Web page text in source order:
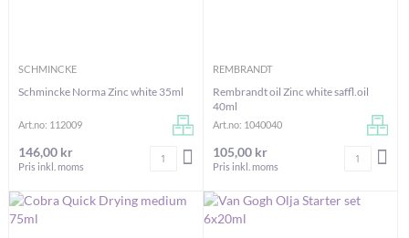
SCHMINCKE
Schmincke Norma Zinc white 35ml
Art.no: 112009
146,00 kr
Pris inkl. moms
Antal LÄGG I VARUKORGEN
REMBRANDT
Rembrandt oil Zinc white saffl.oil
40ml
Art.no: 1040040
105,00 kr
Pris inkl. moms
Antal